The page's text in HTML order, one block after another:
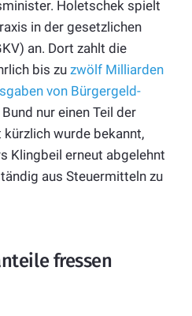
Holetschek spielt
in der gesetzlichen
an. Dort zahlt die
bis zu zwölf Milliarden
von Bürgergeld-
nur einen Teil der
kürzlich wurde bekannt,
Klingbeil erneut abgelehnt
aus Steuermitteln zu
fressen